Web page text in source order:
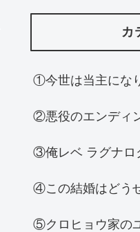
カ
①今世は当主にな
②悪役のエンディ
③俺レベ ラグナロ
④この結婚はどう
⑤クロヒョウ家の